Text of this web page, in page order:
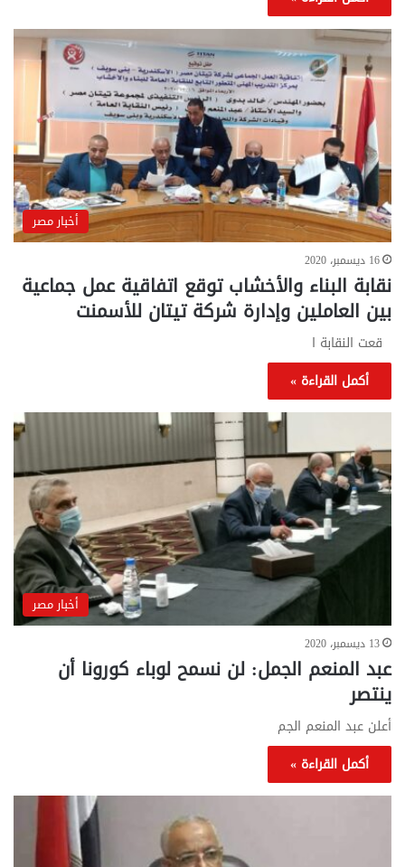
أخبار مصر
16 ديسمبر، 2020
نقابة البناء والأخشاب توقع اتفاقية عمل جماعية
بين العاملين وإدارة شركة تيتان للأسمنت
قعت النقابة ا
أكمل القراءة »
أخبار مصر
13 ديسمبر، 2020
عبد المنعم الجمل: لن نسمح لوباء كورونا أن
ينتصر
أعلن عبد المنعم الجم
أكمل القراءة »